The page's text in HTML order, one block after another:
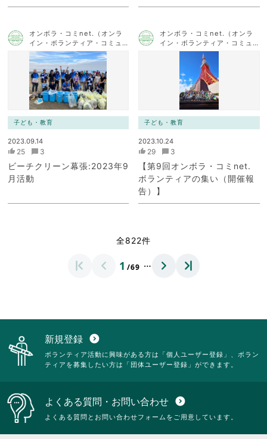
オンボラ・コミnet.（オンラ
イン・ボランティア・コミュ
ニケーション・ネットワー
ク）
子ども・教育
2023.09.14
25 3
ビーチクリーン幕張:2023年9
月活動
オンボラ・コミnet.（オンラ
イン・ボランティア・コミュ
ニケーション・ネットワー
子ども・教育
2023.10.24
29 3
【第9回オンボラ・コミnet.
ボランティアの集い（開催報
告）】
全822件
1 /69 …
新規登録 expand_circle_down
ボランティア活動に興味がある方は「個人ユーザー登録」、ボラン
ティアを募集したい方は「団体ユーザー登録」ができます。
よくある質問・お問い合わせ expand_circle_down
よくある質問とお問い合わせフォームをご用意しています。